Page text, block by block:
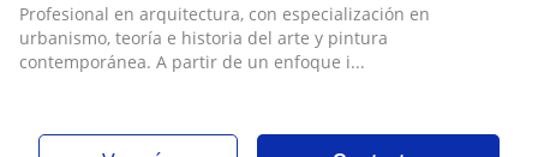
Profesional en arquitectura, con especialización en
urbanismo, teoría e historia del arte y pintura
contemporánea. A partir de un enfoque i...